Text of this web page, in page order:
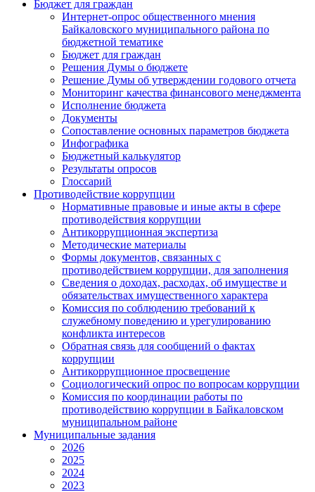
Бюджет для граждан
Интернет-опрос общественного мнения
Байкаловского муниципального района по
бюджетной тематике
Бюджет для граждан
Решения Думы о бюджете
Решение Думы об утверждении годового отчета
Мониторинг качества финансового менеджмента
Исполнение бюджета
Документы
Сопоставление основных параметров бюджета
Инфографика
Бюджетный калькулятор
Результаты опросов
Глоссарий
Противодействие коррупции
Нормативные правовые и иные акты в сфере
противодействия коррупции
Антикоррупционная экспертиза
Методические материалы
Формы документов, связанных с
противодействием коррупции, для заполнения
Сведения о доходах, расходах, об имуществе и
обязательствах имущественного характера
Комиссия по соблюдению требований к
служебному поведению и урегулированию
конфликта интересов
Обратная связь для сообщений о фактах
коррупции
Антикоррупционное просвещение
Социологический опрос по вопросам коррупции
Комиссия по координации работы по
противодействию коррупции в Байкаловском
муниципальном районе
Муниципальные задания
2026
2025
2024
2023